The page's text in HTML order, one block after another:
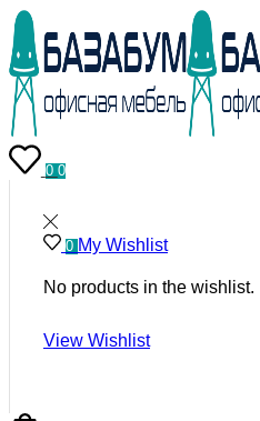
0 0
0 My Wishlist
No products in the wishlist.
View Wishlist